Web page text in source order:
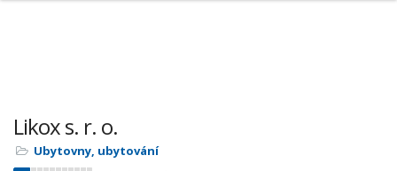
Likox s. r. o.
Ubytovny, ubytování